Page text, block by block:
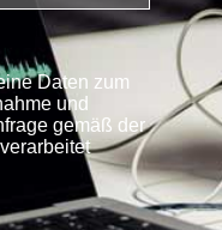
Daten zum
und
gemäß der